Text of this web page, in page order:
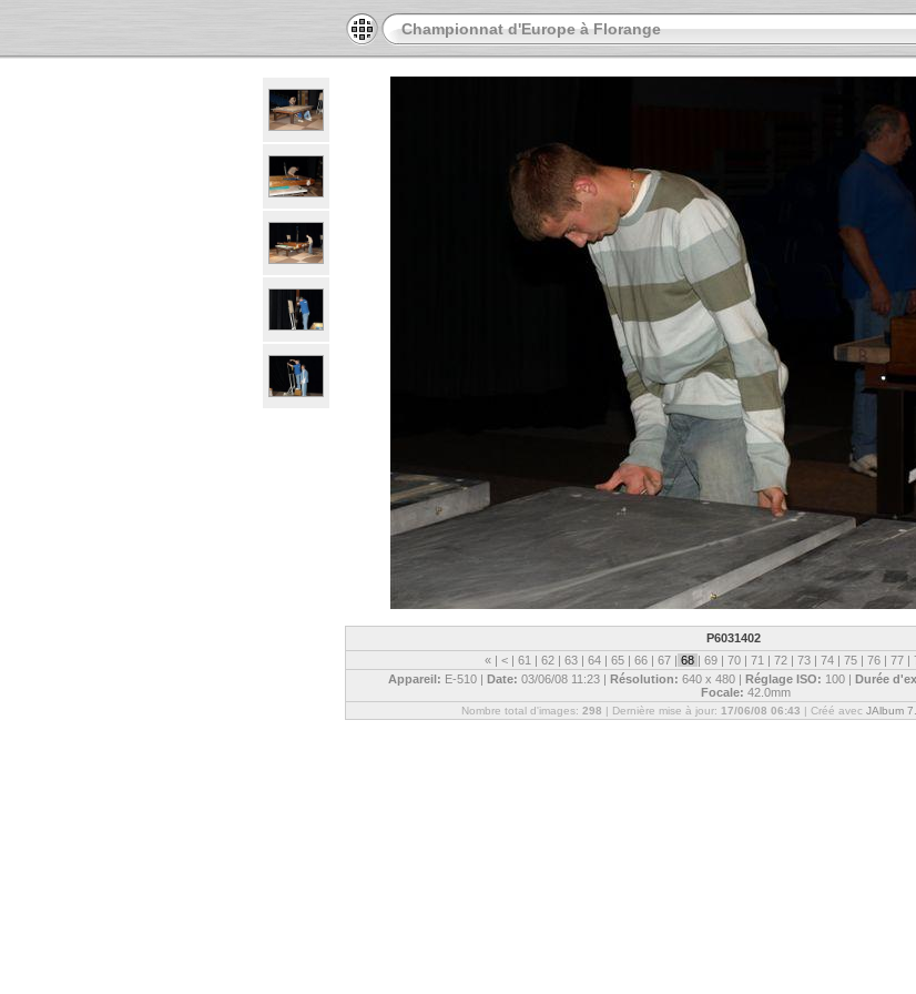
Championnat d'Europe à Florange
P6031402
« | < | 61 | 62 | 63 | 64 | 65 | 66 | 67 | 68 | 69 | 70 | 71 | 72 | 73 | 74 | 75 | 76 | 77 |
Appareil: E-510 | Date: 03/06/08 11:23 | Résolution: 640 x 480 | Réglage ISO: 100 | Durée
Focale: 42.0mm
Nombre total d'images: 298 | Dernière mise à jour: 17/06/08 06:43 | Créé avec JAlbum